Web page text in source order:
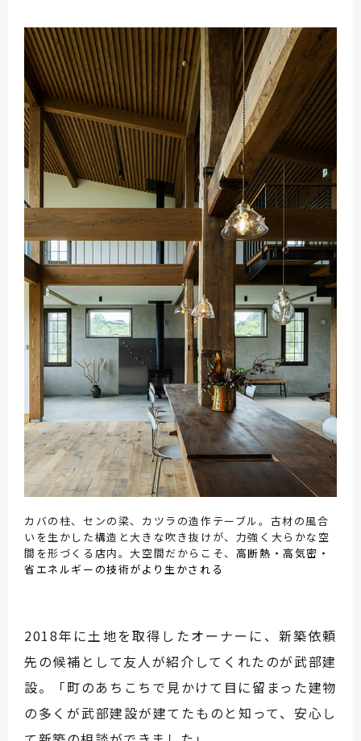
カバの柱、センの梁、カツラの造作テーブル。古材の風合
いを生かした構造と大きな吹き抜けが、力強く大らかな空
間を形づくる店内。大空間だからこそ、 高断熱・高気密・
省エネルギーの技術がより生かされる
2018年に土地を取得したオーナーに、新築依頼
先の候補として友人が紹介してくれたのが武部建
設。「町のあちこちで見かけて目に留まった建物
の多くが武部建設が建てたものと知って、安心し